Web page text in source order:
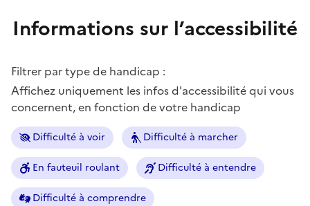
Informations sur l’accessibilité
Filtrer par type de handicap :
Affichez uniquement les infos d'accessibilité qui vous
concernent, en fonction de votre handicap
Difficulté à voir Difficulté à marcher
En fauteuil roulant Difficulté à entendre
Difficulté à comprendre